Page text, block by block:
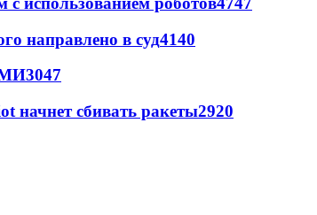
направлено в суд4140
3047
начнет сбивать ракеты2920